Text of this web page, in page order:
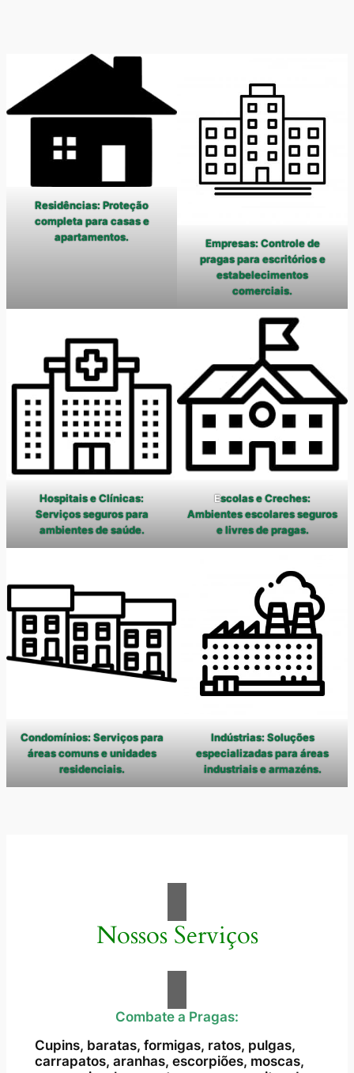
Residências: Proteção
completa para casas e
apartamentos.
Empresas: Controle de
pragas para escritórios e
estabelecimentos
comerciais.
Hospitais e Clínicas:
Serviços seguros para
ambientes de saúde.
Escolas e Creches:
Ambientes escolares seguros
e livres de pragas.
Condomínios: Serviços para
áreas comuns e unidades
residenciais.
Indústrias: Soluções
especializadas para áreas
industriais e armazéns.
Nossos Serviços
Combate a Pragas:
Cupins, baratas, formigas, ratos, pulgas,
carrapatos, aranhas, escorpiões, moscas,